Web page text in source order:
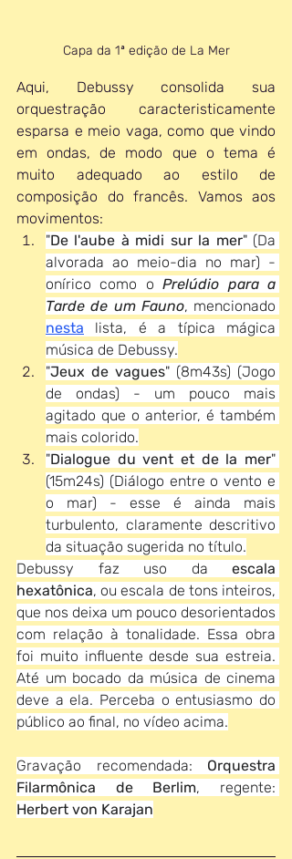
Capa da 1ª edição de La Mer
Aqui, Debussy consolida sua
orquestração caracteristicamente
esparsa e meio vaga, como que vindo
em ondas, de modo que o tema é
muito adequado ao estilo de
composição do francês. Vamos aos
movimentos:
"De l'aube à midi sur la mer" (Da
alvorada ao meio-dia no mar) -
onírico como o Prelúdio para a
Tarde de um Fauno
nesta lista, é a típica mágica
música de Debussy.
"Jeux de vagues" (8m43s) (Jogo
de ondas) - um pouco mais
agitado que o anterior, é também
mais colorido.
"Dialogue du vent et de la mer"
(15m24s) (Diálogo entre o vento e
o mar) - esse é ainda mais
turbulento, claramente descritivo
da situação sugerida no título.
Debussy faz uso da escala
hexatônica, ou escala de tons inteiros,
que nos deixa um pouco desorientados
com relação à tonalidade. Essa obra
foi muito influente desde sua estreia.
Até um bocado da música de cinema
deve a ela. Perceba o entusiasmo do
público ao final, no vídeo acima.
Gravação recomendada: Orquestra
Filarmônica de Berlim
Herbert von Karajan